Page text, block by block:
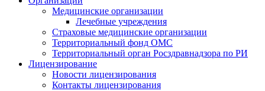
Медицинские организации
Лечебные учреждения
Страховые медицинские организации
Территориальный фонд ОМС
Территориальный орган Росздравнадзора по РИ
Лицензирование
Новости лицензирования
Контакты лицензирования